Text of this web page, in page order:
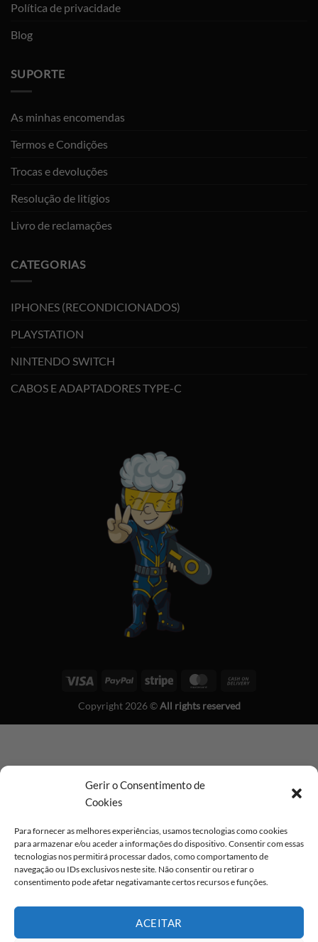
Gerir o Consentimento de
Cookies
Para fornecer as melhores experiências, usamos tecnologias como cookies
para armazenar e/ou aceder a informações do dispositivo. Consentir com essas
tecnologias nos permitirá processar dados, como comportamento de
navegação ou IDs exclusivos neste site. Não consentir ou retirar o
consentimento pode afetar negativamante certos recursos e funções.
ACEITAR
Política de privacidade
Blog
SUPORTE
As minhas encomendas
Termos e Condições
Trocas e devoluções
Resolução de litígios
Livro de reclamações
CATEGORIAS
IPHONES (RECONDICIONADOS)
PLAYSTATION
NINTENDO SWITCH
CABOS E ADAPTADORES TYPE-C
Visa PayPal Stripe MasterCard
Copyright 2026 ©All rights reserved